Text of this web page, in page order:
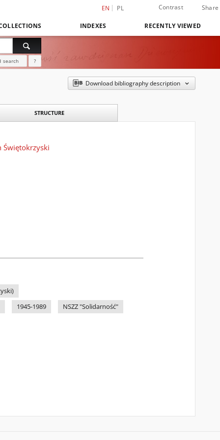
EN PL Contrast Share
INDEXES RECENTLY VIEWED
search ?
Download bibliography description
STRUCTURE
Świętokrzyski
1945-1989
NSZZ "Solidarność"